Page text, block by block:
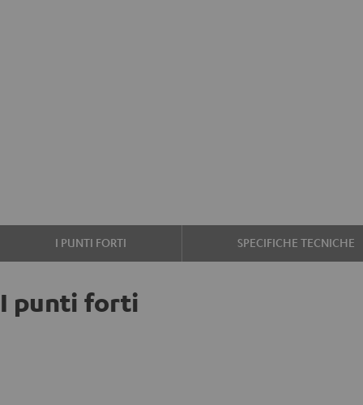
I PUNTI FORTI SPECIFICHE TECNICHE
I punti forti